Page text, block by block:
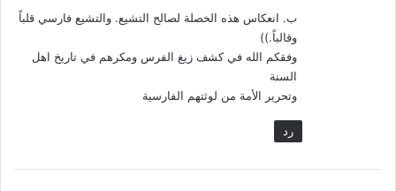
؟ هذا ما سنتكلم عنه في المقال القادم..
ب. انعكاس هذه الخصلة لصالح التشيع. والتشيع فارسي قلباً
وقالباً.))
وفقكم الله في كشف زيغ الفرس ومكرهم في تاريخ اهل
السنة
وتحرير الأمة من لوثتهم الفارسية
رد